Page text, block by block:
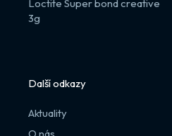
Loctite Super bond creative
3g
Další odkazy
Aktuality